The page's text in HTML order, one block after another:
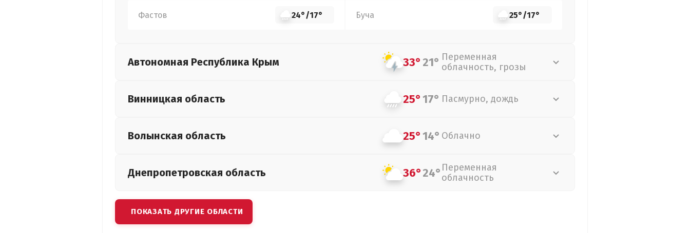
Фастов 24°/17° Буча 25°/17°
Автономная Республика Крым 33°21° Переменная
облачность, грозы
Винницкая область 25°17° Пасмурно, дождь
Волынская область 25°14° Облачно
Днепропетровская область 36°24° Переменная
облачность
ПОКАЗАТЬ ДРУГИЕ ОБЛАСТИ